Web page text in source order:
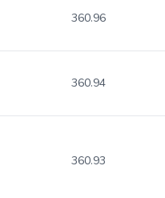
360.96
360.94
360.93